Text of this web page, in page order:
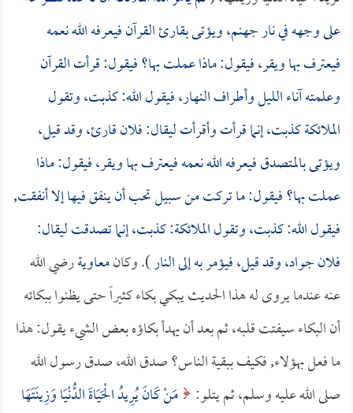
على وجهه في نار جهنم، ويؤتى بقارئ القرآن فيعرفه الله نعمه
فيعترف بها ويقر، فيقول: ماذا عملت بها؟ فيقول: قرأت القرآن
وعلمته آناء الليل وأطراف النهار، فيقول الله: كذبت، وتقول
الملائكة كذبت، إنما قرأت وأقرأت ليقال: فلان قارئ، وقد قيل،
ويؤتى بالمتصدق فيعرفه الله نعمه فيعترف بها ويقر، فيقول: ماذا
عملت بها؟ فيقول: ما تركت من سبيل تحب أن ينفق فيها إلا أنفقت,
فيقول الله: كذبت، وتقول الملائكة: كذبت، إنما تصدقت ليقال:
فلان جواد، وقد قيل، فيؤمر به إلى النار). وكانمعاويةرضي الله
عنه عندما يروى له هذا الحديث يبكي بكاء كثيراً حتى يظنوا ببكائه
أن البكاء سيفتت قلبه، ثم بعد أن يهدأ بكاؤه بعض الشيء يقول: هذا
ما فعل بهؤلاء, فكيف ببقية الناس؟ صدق الله، صدق رسول الله
صلى الله عليه وسلم، ثم يتلو: مَنْ كَانَ يُرِيدُ الْحَيَاةَ الدُّنْيَا وَزِينَتَهَا